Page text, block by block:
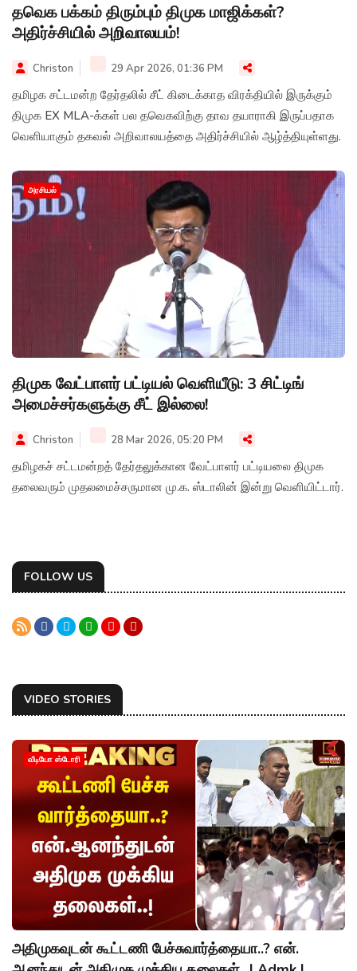
தவெக பக்கம் திரும்பும் திமுக மாஜிக்கள்?
அதிர்ச்சியில் அறிவாலயம்!
Christon 29 Apr 2026, 01:36 PM
தமிழக சட்டமன்ற தேர்தலில் சீட் கிடைக்காத விரக்தியில் இருக்கும்
திமுக EX MLA-க்கள் பல தவெகவிற்கு தாவ தயாராகி இருப்பதாக
வெளியாகும் தகவல் அறிவாலயத்தை அதிர்ச்சியில் ஆழ்த்தியுள்ளது.
அரசியல்
திமுக வேட்பாளர் பட்டியல் வெளியீடு: 3 சிட்டிங்
அமைச்சர்களுக்கு சீட் இல்லை!
Christon 28 Mar 2026, 05:20 PM
தமிழகச் சட்டமன்றத் தேர்தலுக்கான வேட்பாளர் பட்டியலை திமுக
தலைவரும் முதலமைச்சருமான மு.க. ஸ்டாலின் இன்று வெளியிட்டார்.
FOLLOW US
VIDEO STORIES
வீடியோ ஸ்டோரி
அதிமுகவுடன் கூட்டணி பேச்சுவார்த்தையா..? என்.